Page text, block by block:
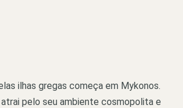
ilhas gregas começa em Mykonos.
atrai pelo seu ambiente cosmopolita e